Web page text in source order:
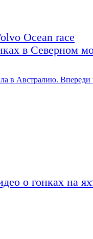
Ocean race
в Северном
в Австралию. Впереди
о гонках на